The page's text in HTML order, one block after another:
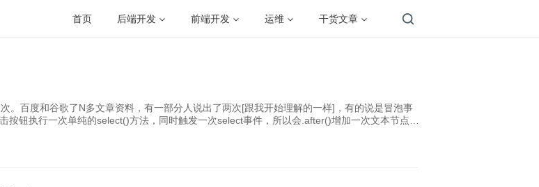
首页 后端开发 前端开发 运维 干货文章
。百度和谷歌了N多文章资料，有一部分人说出了两次[跟我开始理解的一样]，有的说是冒泡事
钮执行一次单纯的select()方法，同时触发一次select事件，所以会.after()增加一次文本节点。